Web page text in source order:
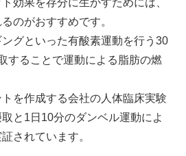
効果を存分に生かすためには、
のがおすすめです。
グといった有酸素運動を行う30
することで運動による脂肪の燃
を作成する会社の人体臨床実験
と1日10分のダンベル運動によ
されています。